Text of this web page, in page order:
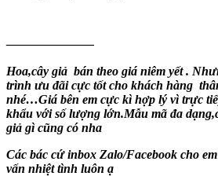
———————
Hoa,cây giả bán theo giá niêm yết .
trình ưu đãi cực tốt cho khách hàng
nhé…Giá bên em cực kì hợp lý vì trực
khẩu với số lượng lớn.Mẫu mã đa
giả gì cũng có nha
Các bác cứ inbox Zalo/Facebook cho
vấn nhiệt tình luôn ạ